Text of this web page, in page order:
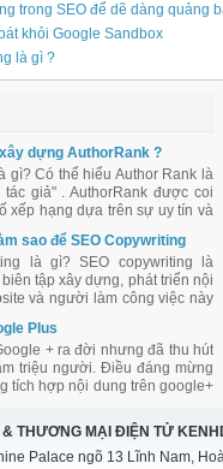
trong SEO để dẽ dàng quảng
khỏi Google Sandbox
là gì ?
dựng AuthorRank ?
gì? Có thể hiểu Author Rank là
giả" . AuthorRank được coi
xếp hạng dựa trên sự uy tín và
tác giả bài viết đối với cộng
sao để SEO Copywriting
là gì? SEO copywriting là
tập xây dựng, phát triển nội
và người làm công việc này
Copywriter. Tuy nhiên việc
cho website cần khéo léo
từ khóa, mật độ từ khóa.
Plus
+ ra đời nhưng đã thu hút
triệu người. Điều đáng mừng
tích hợp nội dung trên google+
Google + sẽ được Google hỗ
ái đối với công việc làm SEO
THƯƠNG MẠI ĐIỆN TỬ
Palace ngõ 13 Lĩnh Nam,